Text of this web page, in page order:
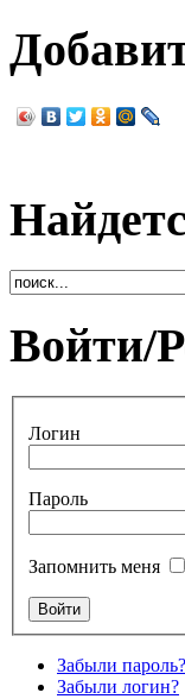
Войти/
Логин
Пароль
Запомнить меня
Забыли пароль?
Забыли логин?